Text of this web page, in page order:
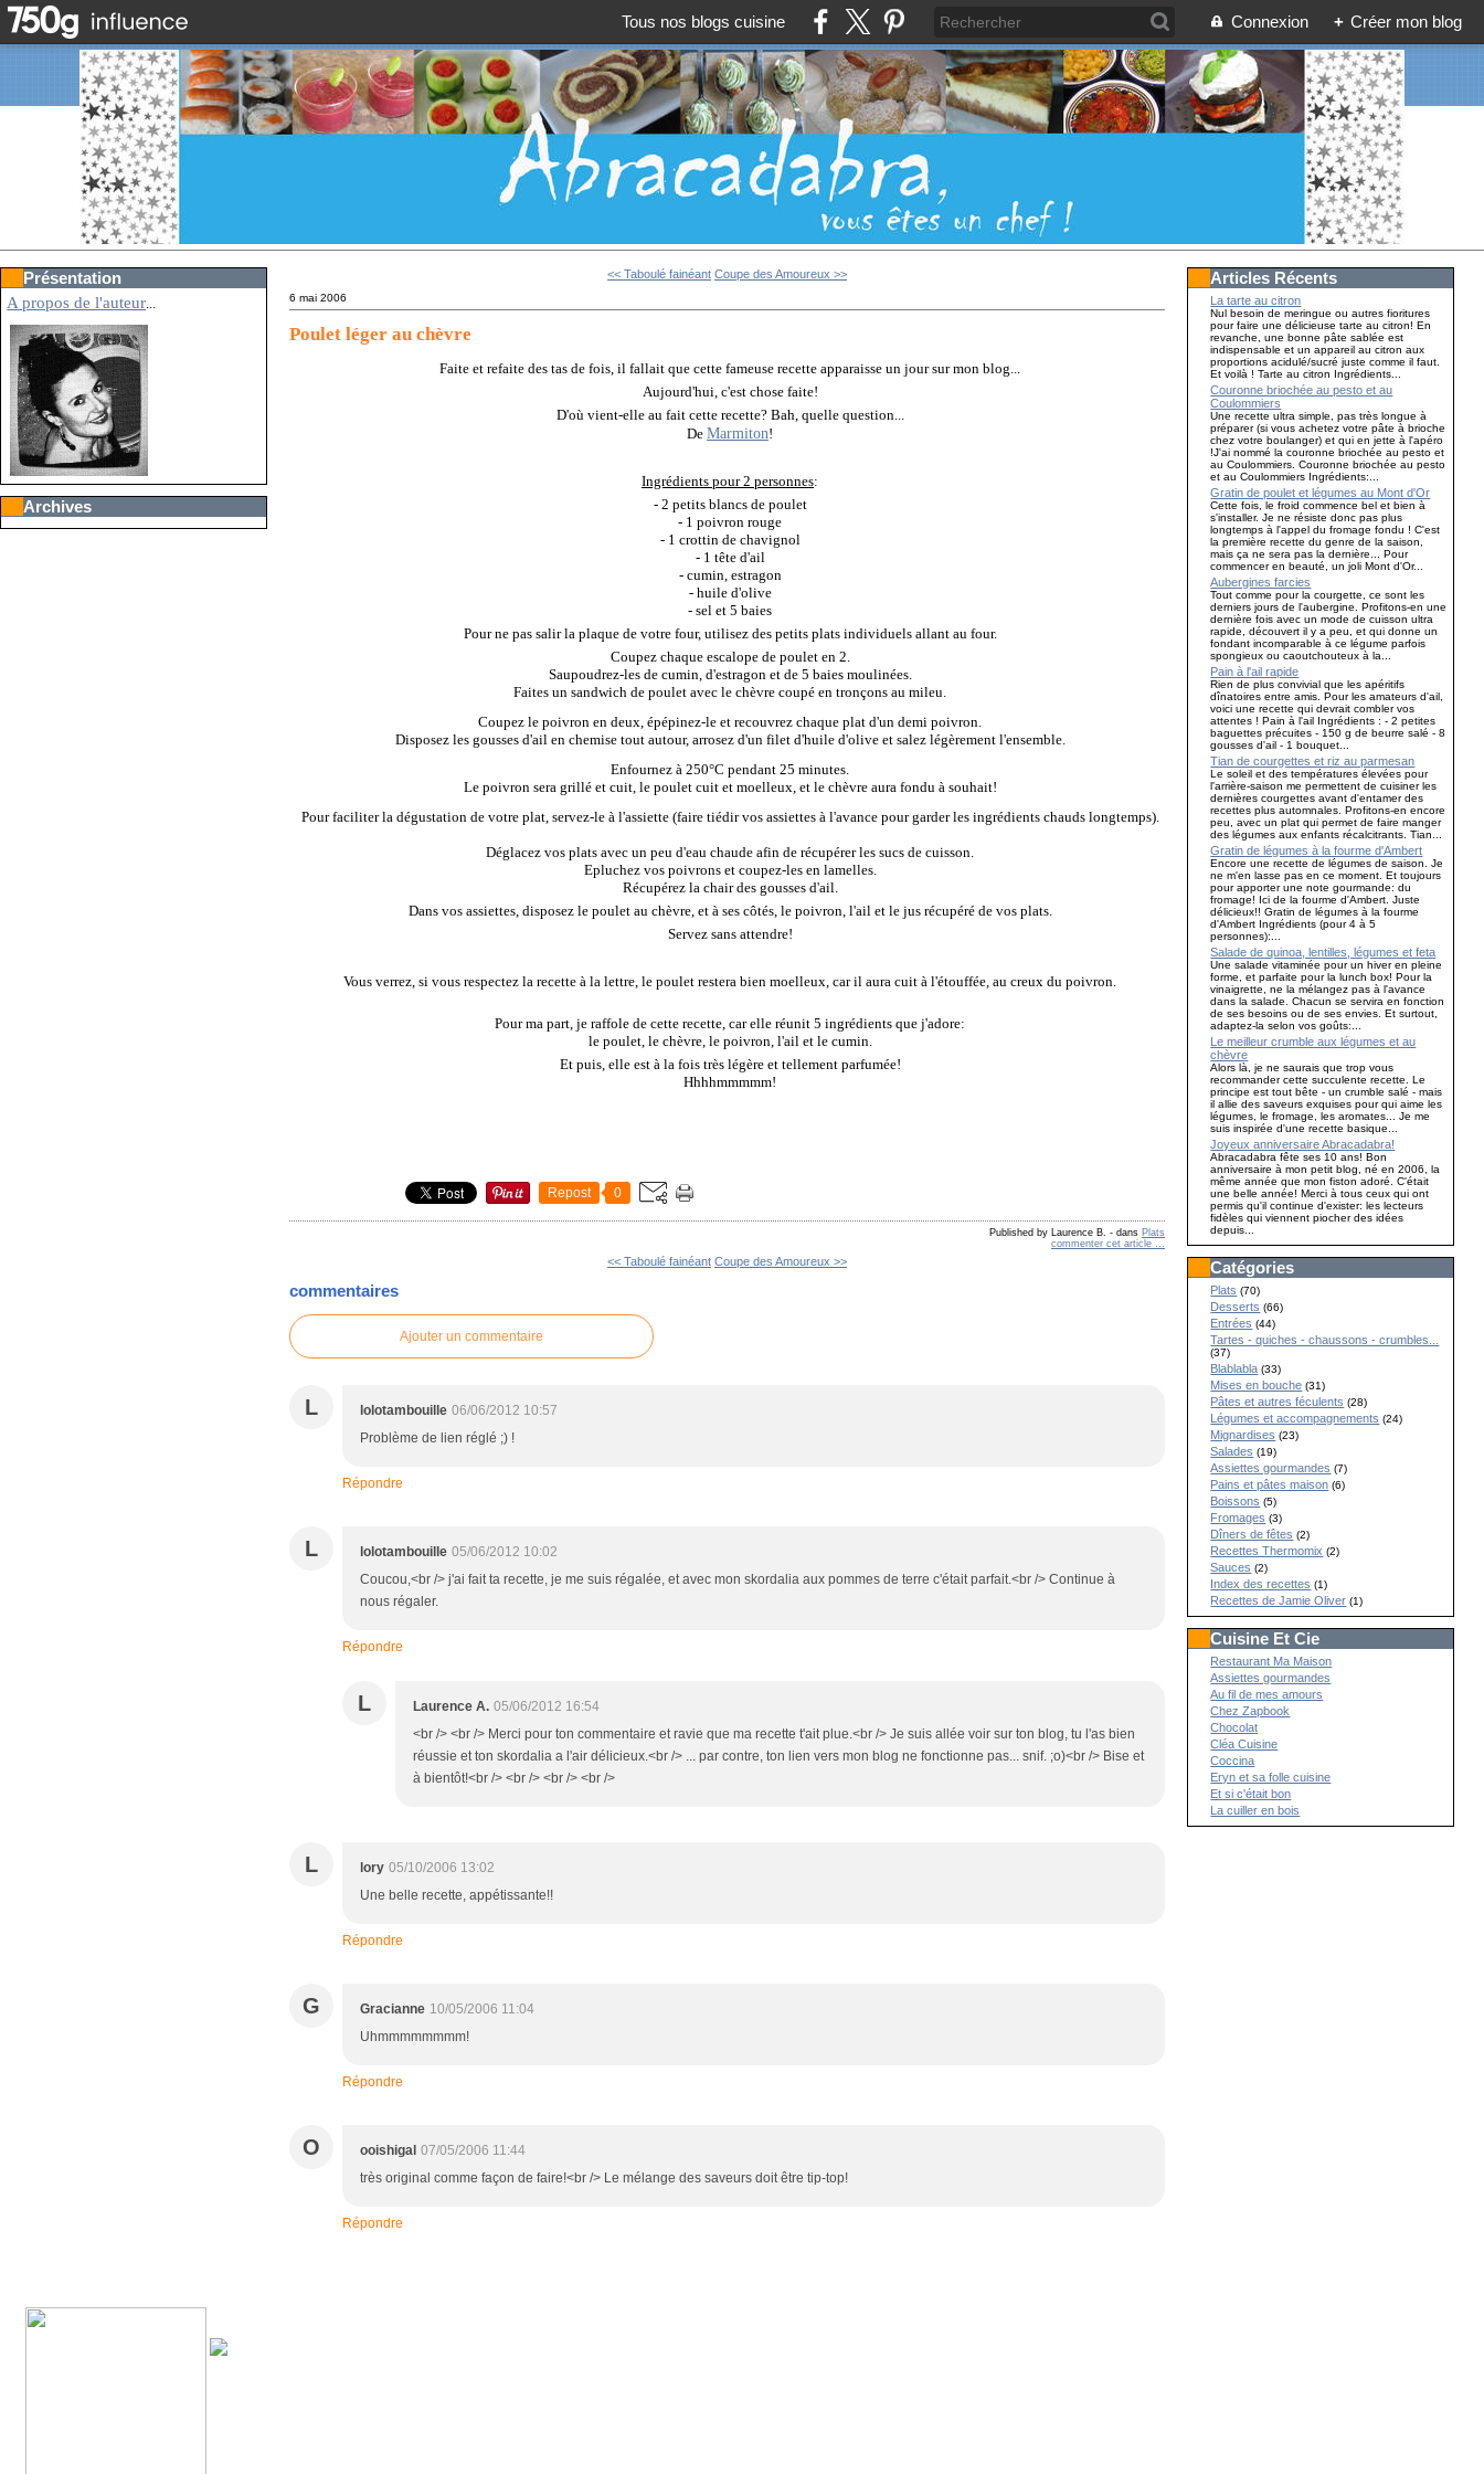
Tous nos blogs cuisine Connexion + Créer mon blog
Présentation
A propos de l'auteur...
Archives
<< Taboulé fainéant Coupe des Amoureux >>
6 mai 2006
Poulet léger au chèvre
Faite et refaite des tas de fois, il fallait que cette fameuse recette apparaisse un jour sur mon blog...
Aujourd'hui, c'est chose faite!
D'où vient-elle au fait cette recette? Bah, quelle question...
DeMarmiton!
Ingrédients pour 2 personnes:
- 2 petits blancs de poulet
- 1 poivron rouge
- 1 crottin de chavignol
- 1 tête d'ail
- cumin, estragon
- huile d'olive
- sel et 5 baies
Pour ne pas salir la plaque de votre four, utilisez des petits plats individuels allant au four.
Coupez chaque escalope de poulet en 2.
Saupoudrez-les de cumin, d'estragon et de 5 baies moulinées.
Faites un sandwich de poulet avec le chèvre coupé en tronçons au mileu.
Coupez le poivron en deux, épépinez-le et recouvrez chaque plat d'un demi poivron.
Disposez les gousses d'ail en chemise tout autour, arrosez d'un filet d'huile d'olive et salez légèrement l'ensemble.
Enfournez à 250°C pendant 25 minutes.
Le poivron sera grillé et cuit, le poulet cuit et moelleux, et le chèvre aura fondu à souhait!
Pour faciliter la dégustation de votre plat, servez-le à l'assiette (faire tiédir vos assiettes à l'avance pour garder les ingrédients chauds longtemps).
Déglacez vos plats avec un peu d'eau chaude afin de récupérer les sucs de cuisson.
Epluchez vos poivrons et coupez-les en lamelles.
Récupérez la chair des gousses d'ail.
Dans vos assiettes, disposez le poulet au chèvre, et à ses côtés, le poivron, l'ail et le jus récupéré de vos plats.
Servez sans attendre!
Vous verrez, si vous respectez la recette à la lettre, le poulet restera bien moelleux, car il aura cuit à l'étouffée, au creux du poivron.
Pour ma part, je raffole de cette recette, car elle réunit 5 ingrédients que j'adore:
le poulet, le chèvre, le poivron, l'ail et le cumin.
Et puis, elle est à la fois très légère et tellement parfumée!
Hhhhmmmmm!
Repost 0
Published by Laurence B. - dans Plats
commenter cet article
<< Taboulé fainéant Coupe des Amoureux >>
commentaires
Ajouter un commentaire
L lolotambouille 06/06/2012 10:57
Problème de lien réglé ;) !
Répondre
L lolotambouille 05/06/2012 10:02
Coucou,<br /> j'ai fait ta recette, je me suis régalée, et avec mon skordalia aux pommes de terre c'était parfait.<br /> Continue à
nous régaler.
Répondre
L Laurence A. 05/06/2012 16:54
<br /> <br /> Merci pour ton commentaire et ravie que ma recette t'ait plue.<br /> Je suis allée voir sur ton blog, tu l'as bien
réussie et ton skordalia a l'air délicieux.<br /> ... par contre, ton lien vers mon blog ne fonctionne pas... snif. ;o)<br /> Bise et
à bientôt!<br /> <br /> <br /> <br />
L lory 05/10/2006 13:02
Une belle recette, appétissante!!
Répondre
G Gracianne 10/05/2006 11:04
Uhmmmmmmmm!
Répondre
O ooishigal 07/05/2006 11:44
très original comme façon de faire!<br /> Le mélange des saveurs doit être tip-top!
Répondre
Articles Récents
La tarte au citron
Nul besoin de meringue ou autres fioritures
pour faire une délicieuse tarte au citron! En
revanche, une bonne pâte sablée est
indispensable et un appareil au citron aux
proportions acidulé/sucré juste comme il faut.
Et voilà ! Tarte au citron Ingrédients...
Couronne briochée au pesto et au
Coulommiers
Une recette ultra simple, pas très longue à
préparer (si vous achetez votre pâte à brioche
chez votre boulanger) et qui en jette à l'apéro
!J'ai nommé la couronne briochée au pesto et
au Coulommiers. Couronne briochée au pesto
et au Coulommiers Ingrédients:...
Gratin de poulet et légumes au Mont d'Or
Cette fois, le froid commence bel et bien à
s'installer. Je ne résiste donc pas plus
longtemps à l'appel du fromage fondu ! C'est
la première recette du genre de la saison,
mais ça ne sera pas la dernière... Pour
commencer en beauté, un joli Mont d'Or...
Aubergines farcies
Tout comme pour la courgette, ce sont les
derniers jours de l'aubergine. Profitons-en une
dernière fois avec un mode de cuisson ultra
rapide, découvert il y a peu, et qui donne un
fondant incomparable à ce légume parfois
spongieux ou caoutchouteux à la...
Pain à l'ail rapide
Rien de plus convivial que les apéritifs
dînatoires entre amis. Pour les amateurs d'ail,
voici une recette qui devrait combler vos
attentes ! Pain à l'ail Ingrédients : - 2 petites
baguettes précuites - 150 g de beurre salé - 8
gousses d'ail - 1 bouquet...
Tian de courgettes et riz au parmesan
Le soleil et des températures élevées pour
l'arrière-saison me permettent de cuisiner les
dernières courgettes avant d'entamer des
recettes plus automnales. Profitons-en encore
peu, avec un plat qui permet de faire manger
des légumes aux enfants récalcitrants. Tian...
Gratin de légumes à la fourme d'Ambert
Encore une recette de légumes de saison. Je
ne m'en lasse pas en ce moment. Et toujours
pour apporter une note gourmande: du
fromage! Ici de la fourme d'Ambert. Juste
délicieux!! Gratin de légumes à la fourme
d'Ambert Ingrédients (pour 4 à 5
personnes):...
Salade de quinoa, lentilles, légumes et feta
Une salade vitaminée pour un hiver en pleine
forme, et parfaite pour la lunch box! Pour la
vinaigrette, ne la mélangez pas à l'avance
dans la salade. Chacun se servira en fonction
de ses besoins ou de ses envies. Et surtout,
adaptez-la selon vos goûts:...
Le meilleur crumble aux légumes et au
chèvre
Alors là, je ne saurais que trop vous
recommander cette succulente recette. Le
principe est tout bête - un crumble salé - mais
il allie des saveurs exquises pour qui aime les
légumes, le fromage, les aromates... Je me
suis inspirée d'une recette basique...
Joyeux anniversaire Abracadabra!
Abracadabra fête ses 10 ans! Bon
anniversaire à mon petit blog, né en 2006, la
même année que mon fiston adoré. C'était
une belle année! Merci à tous ceux qui ont
permis qu'il continue d'exister: les lecteurs
fidèles qui viennent piocher des idées
depuis...
Catégories
Plats (70)
Desserts (66)
Entrées (44)
Tartes - quiches - chaussons - crumbles...
(37)
Blablabla (33)
Mises en bouche (31)
Pâtes et autres féculents (28)
Légumes et accompagnements (24)
Mignardises (23)
Salades (19)
Assiettes gourmandes (7)
Pains et pâtes maison (6)
Boissons (5)
Fromages (3)
Dîners de fêtes (2)
Recettes Thermomix (2)
Sauces (2)
Index des recettes (1)
Recettes de Jamie Oliver (1)
Cuisine Et Cie
Restaurant Ma Maison
Assiettes gourmandes
Au fil de mes amours
Chez Zapbook
Chocolat
Cléa Cuisine
Coccina
Eryn et sa folle cuisine
Et si c'était bon
La cuiller en bois